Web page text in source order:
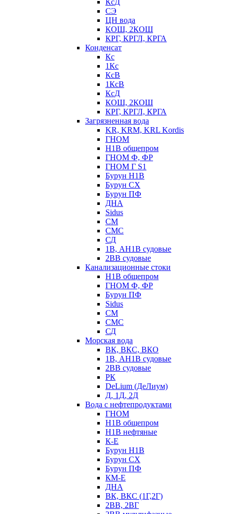
КсД
СЭ
ЦН вода
КОШ, 2КОШ
КРГ, КРГЛ, КРГА
Конденсат
Кс
1Кс
КсВ
1КсВ
КсД
КОШ, 2КОШ
КРГ, КРГЛ, КРГА
Загрязненная вода
KR, KRM, KRL Kordis
ГНОМ
Н1В общепром
ГНОМ Ф, ФР
ГНОМ Г S1
Бурун Н1В
Бурун СХ
Бурун ПФ
ДНА
Sidus
СМ
СМС
СД
1В, АН1В судовые
2ВВ судовые
Канализационные стоки
Н1В общепром
ГНОМ Ф, ФР
Бурун ПФ
Sidus
СМ
СМС
СД
Морская вода
ВК, ВКС, ВКО
1В, АН1В судовые
2ВВ судовые
РК
DeLium (ДеЛиум)
Д, 1Д, 2Д
Вода с нефтепродуктами
ГНОМ
Н1В общепром
Н1В нефтяные
К-Е
Бурун Н1В
Бурун СХ
Бурун ПФ
КМ-Е
ДНА
ВК, ВКС (1Г,2Г)
2ВВ, 2ВГ